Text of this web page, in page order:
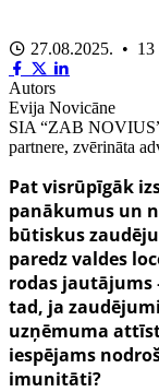
27.08.2025. •
Autors
Evija Novicāne
SIA “ZAB
partnere, zvērināta
Pat visrūpīgāk
panākumus un
būtiskus
paredz valdes
rodas jautājums
tad, ja
uzņēmuma
iespējams
imunitāti?